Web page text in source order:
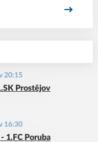
20:15
Prostějov
16:30
1.FC Poruba